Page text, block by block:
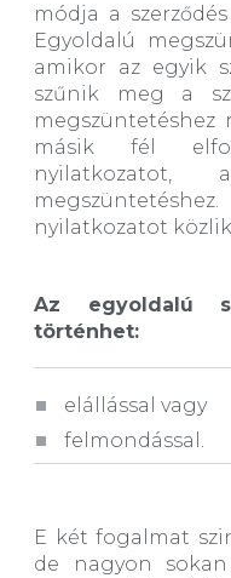
módja a
Egyoldalú
amikor az egyik
szűnik meg a
megszüntetéshez
másik fél
nyilatkozatot,
nyilatkozatot közlik
Az egyoldalú
történhet:
elállással vagy
felmondással.
E két fogalmat
de nagyon